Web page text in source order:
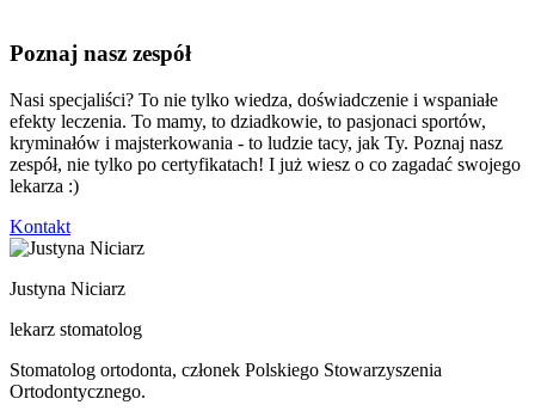
Poznaj nasz zespół
Nasi specjaliści? To nie tylko wiedza, doświadczenie i wspaniałe
efekty leczenia. To mamy, to dziadkowie, to pasjonaci sportów,
kryminałów i majsterkowania - to ludzie tacy, jak Ty. Poznaj nasz
zespół, nie tylko po certyfikatach! I już wiesz o co zagadać swojego
lekarza :)
Kontakt
Justyna Niciarz
lekarz stomatolog
Stomatolog ortodonta, członek Polskiego Stowarzyszenia
Ortodontycznego.